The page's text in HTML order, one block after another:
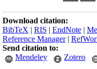
Download citation:
BibTeX | RIS | EndNote |
Reference Manager|
Send citation to:
Mendeley
Zotero